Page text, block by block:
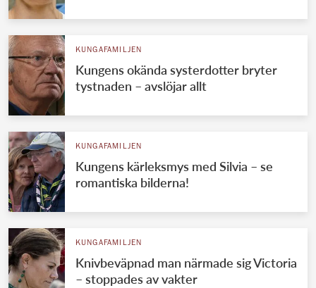
KUNGAFAMILJEN
Kungens okända systerdotter bryter
tystnaden – avslöjar allt
KUNGAFAMILJEN
Kungens kärleksmys med Silvia – se
romantiska bilderna!
KUNGAFAMILJEN
Knivbeväpnad man närmade sig Victoria
– stoppades av vakter